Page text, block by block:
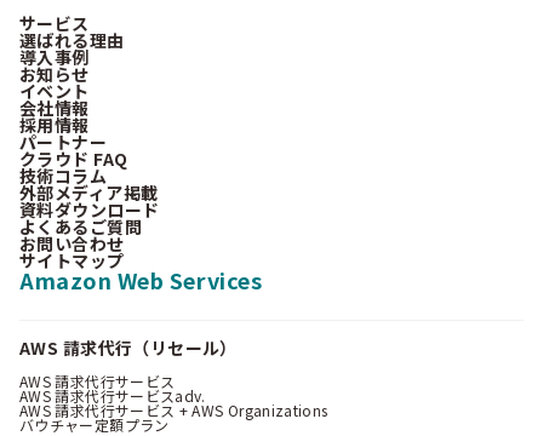
サービス
選ばれる理由
導入事例
お知らせ
イベント
会社情報
採用情報
パートナー
クラウド FAQ
技術コラム
外部メディア掲載
資料ダウンロード
よくあるご質問
お問い合わせ
サイトマップ
Amazon Web Services
AWS 請求代行（リセール）
AWS 請求代行サービス
AWS 請求代行サービスadv.
AWS 請求代行サービス + AWS Organizations
バウチャー定額プラン